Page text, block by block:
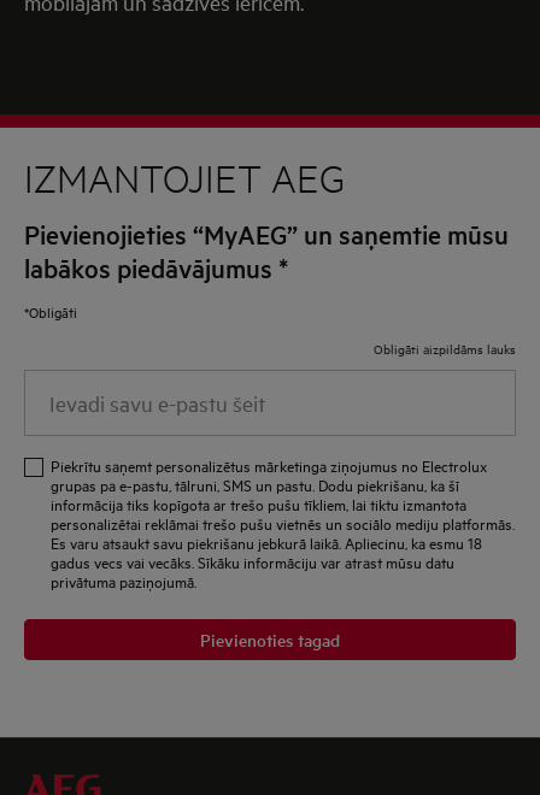
IZMANTOJIET AEG
Pievienojieties “MyAEG” un saņemtie mūsu
labākos piedāvājumus *
*Obligāti
Obligāti aizpildāms lauks
savu
pastu
šeit
Piekrītu saņemt personalizētus mārketinga ziņojumus no Electrolux
grupas pa e-pastu, tālruni, SMS un pastu. Dodu piekrišanu, ka šī
informācija tiks kopīgota ar trešo pušu tīkliem, lai tiktu izmantota
personalizētai reklāmai trešo pušu vietnēs un sociālo mediju platformās.
Es varu atsaukt savu piekrišanu jebkurā laikā. Apliecinu, ka esmu 18
gadus vecs vai vecāks. Sīkāku informāciju var atrast mūsu datu
privātuma paziņojumā.
Pievienoties tagad